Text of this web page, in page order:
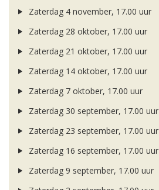
Zaterdag 4 november, 17.00 uur
Zaterdag 28 oktober, 17.00 uur
Zaterdag 21 oktober, 17.00 uur
Zaterdag 14 oktober, 17.00 uur
Zaterdag 7 oktober, 17.00 uur
Zaterdag 30 september, 17.00 uur
Zaterdag 23 september, 17.00 uur
Zaterdag 16 september, 17.00 uur
Zaterdag 9 september, 17.00 uur